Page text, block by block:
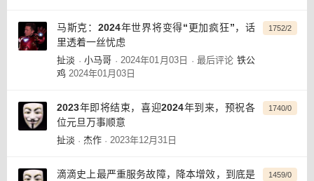
马斯克：2024年世界将变得“更加疯狂”，话
里透着一丝忧虑
扯淡 · 小马哥 · 2024年01月03日 · 最后评论 铁公
鸡 2024年01月03日
1752/2
2023年即将结束，喜迎2024年到来，预祝各
位元旦万事顺意
扯淡 · 杰作 · 2023年12月31日
1740/0
滴滴史上最严重服务故障，降本增效，到底是
1459/0